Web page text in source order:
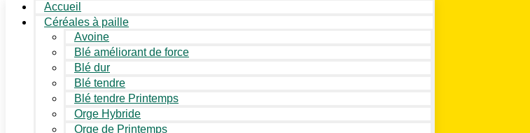
Accueil
Céréales à paille
Avoine
Blé améliorant de force
Blé dur
Blé tendre
Blé tendre Printemps
Orge Hybride
Orge de Printemps